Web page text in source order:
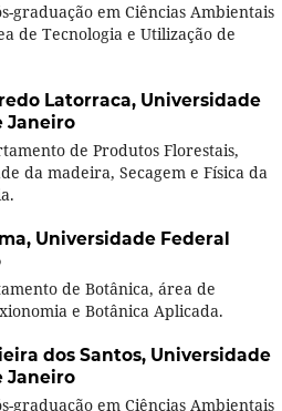
graduação em Ciências Ambientais
de Tecnologia e Utilização de
Latorraca, Universidade
Janeiro
de Produtos Florestais,
da madeira, Secagem e Física da
Universidade Federal
de Botânica, área de
e Botânica Aplicada.
dos Santos, Universidade
Janeiro
graduação em Ciências Ambientais